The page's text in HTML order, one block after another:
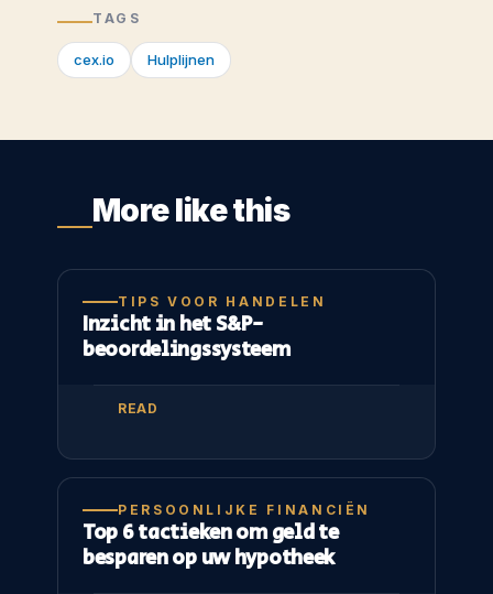
TAGS
cex.io Hulplijnen
More like this
TIPS VOOR HANDELEN
Inzicht in het S&P-
beoordelingssysteem
READ
PERSOONLIJKE FINANCIËN
Top 6 tactieken om geld te
besparen op uw hypotheek